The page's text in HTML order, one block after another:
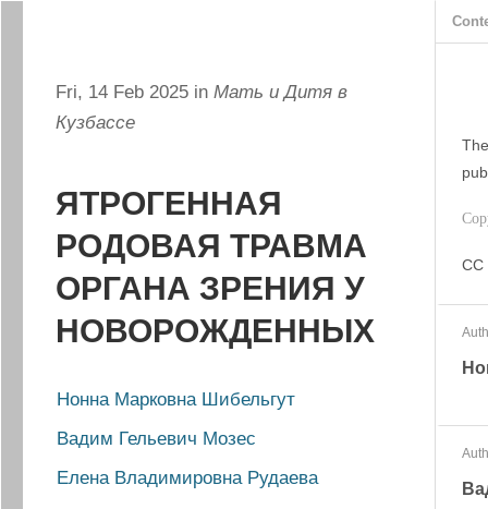
Fri, 14 Feb 2025 in Мать и Дитя в
Кузбассе
ЯТРОГЕННАЯ
РОДОВАЯ ТРАВМА
ОРГАНА ЗРЕНИЯ У
НОВОРОЖДЕННЫХ
Нонна Марковна Шибельгут
Вадим Гельевич Мозес
Елена Владимировна Рудаева
CC